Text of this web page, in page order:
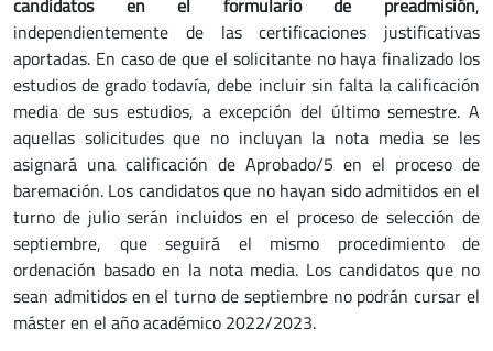
independientemente de las certificaciones justificativas
aportadas. En caso de que el solicitante no haya finalizado los
estudios de grado todavía, debe incluir sin falta la calificación
media de sus estudios, a excepción del último semestre. A
aquellas solicitudes que no incluyan la nota media se les
asignará una calificación de Aprobado/5 en el proceso de
baremación. Los candidatos que no hayan sido admitidos en el
turno de julio serán incluidos en el proceso de selección de
septiembre, que seguirá el mismo procedimiento de
ordenación basado en la nota media. Los candidatos que no
sean admitidos en el turno de septiembre no podrán cursar el
máster en el año académico 2022/2023.